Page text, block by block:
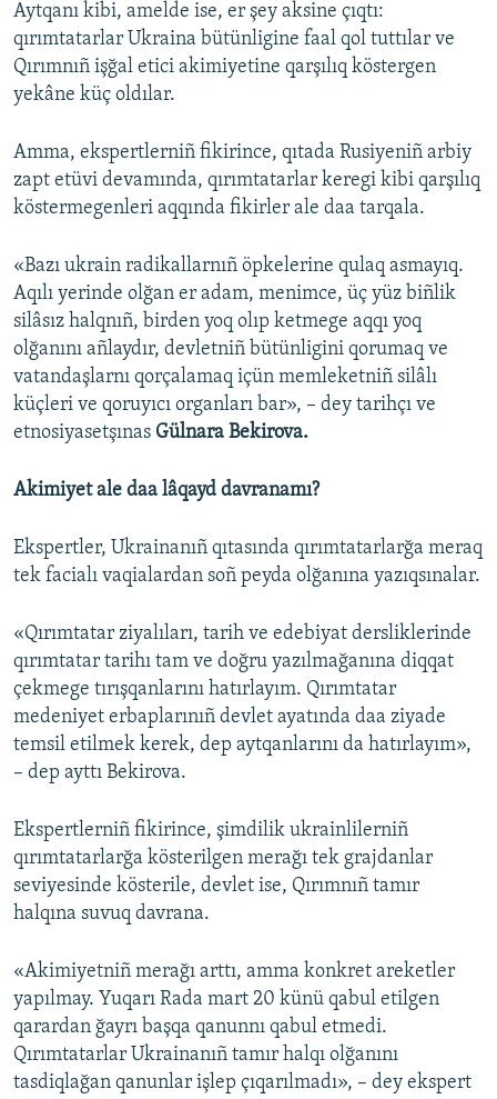
Aytqanı kibi, amelde ise, er şey aksine çıqtı:
qırımtatarlar Ukraina bütünligine faal qol tuttılar ve
Qırımnıñ işğal etici akimiyetine qarşılıq köstergen
yekâne küç oldılar.
Amma, ekspertlerniñ fikirince, qıtada Rusiyeniñ arbiy
zapt etüvi devamında, qırımtatarlar keregi kibi qarşılıq
köstermegenleri aqqında fikirler ale daa tarqala.
«Bazı ukrain radikallarnıñ öpkelerine qulaq asmayıq.
Aqılı yerinde olğan er adam, menimce, üç yüz biñlik
silâsız halqnıñ, birden yoq olıp ketmege aqqı yoq
olğanını añlaydır, devletniñ bütünligini qorumaq ve
vatandaşlarnı qorçalamaq içün memleketniñ silâlı
küçleri ve qoruyıcı organları bar», – dey tarihçı ve
etnosiyasetşınas Gülnara Bekirova.
Akimiyet ale daa lâqayd davranamı?
Ekspertler, Ukrainanıñ qıtasında qırımtatarlarğa meraq
tek facialı vaqialardan soñ peyda olğanına yazıqsınalar.
«Qırımtatar ziyalıları, tarih ve edebiyat dersliklerinde
qırımtatar tarihı tam ve doğru yazılmağanına diqqat
çekmege tırışqanlarını hatırlayım. Qırımtatar
medeniyet erbaplarınıñ devlet ayatında daa ziyade
temsil etilmek kerek, dep aytqanlarını da hatırlayım»,
– dep ayttı Bekirova.
Ekspertlerniñ fikirince, şimdilik ukrainlilerniñ
qırımtatarlarğa kösterilgen merağı tek grajdanlar
seviyesinde kösterile, devlet ise, Qırımnıñ tamır
halqına suvuq davrana.
«Akimiyetniñ merağı arttı, amma konkret areketler
yapılmay. Yuqarı Rada mart 20 künü qabul etilgen
qarardan ğayrı başqa qanunnı qabul etmedi.
Qırımtatarlar Ukrainanıñ tamır halqı olğanını
tasdiqlağan qanunlar işlep çıqarılmadı», – dey ekspert